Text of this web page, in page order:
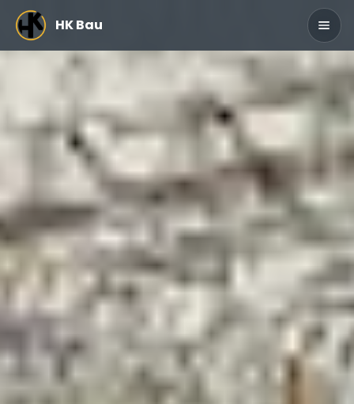
Zum Hauptinhalt springen
HK Bau